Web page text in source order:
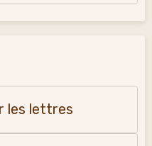
les lettres